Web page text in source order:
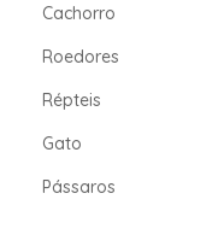
Cachorro
Roedores
Répteis
Gato
Pássaros